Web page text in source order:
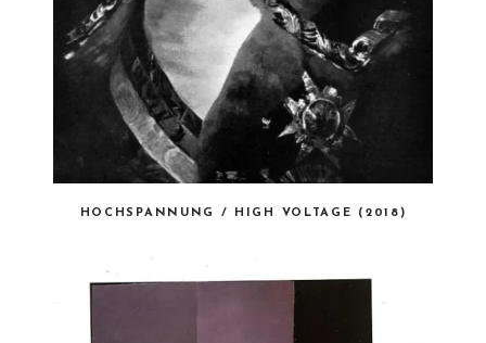
HOCHSPANNUNG / HIGH VOLTAGE (2018)